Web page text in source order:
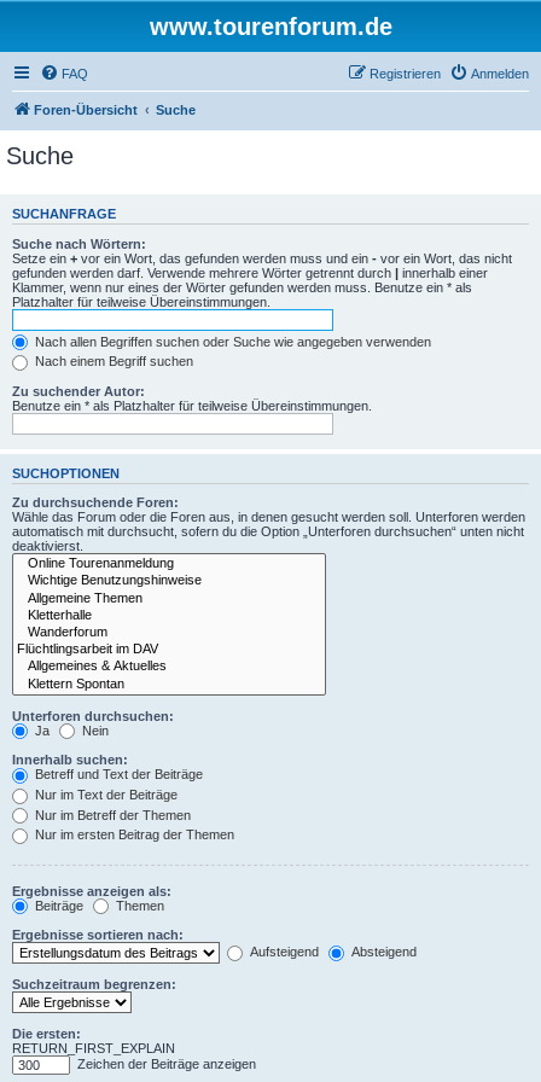
www.tourenforum.de
FAQ Anmelden
Registrieren
Foren-Übersicht Suche
Suche
SUCHANFRAGE
Suche nach Wörtern:
Setze ein + vor ein Wort, das gefunden werden muss und ein - vor ein Wort, das nicht
gefunden werden darf. Verwende mehrere Wörter getrennt durch | innerhalb einer
Klammer, wenn nur eines der Wörter gefunden werden muss. Benutze ein * als
Platzhalter für teilweise Übereinstimmungen.
Nach allen Begriffen suchen oder Suche wie angegeben verwenden
Nach einem Begriff suchen
Zu suchender Autor:
Benutze ein * als Platzhalter für teilweise Übereinstimmungen.
SUCHOPTIONEN
Zu durchsuchende Foren:
Wähle das Forum oder die Foren aus, in denen gesucht werden soll. Unterforen werden
automatisch mit durchsucht, sofern du die Option „Unterforen durchsuchen“ unten nicht
deaktivierst.
Unterforen durchsuchen:
Ja
Nein
Innerhalb suchen:
Betreff und Text der Beiträge
Nur im Text der Beiträge
Nur im Betreff der Themen
Nur im ersten Beitrag der Themen
Ergebnisse anzeigen als:
Beiträge
Themen
Ergebnisse sortieren nach:
Aufsteigend
Absteigend
Suchzeitraum begrenzen:
Die ersten:
RETURN_FIRST_EXPLAIN
Zeichen der Beiträge anzeigen